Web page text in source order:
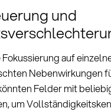
und
auf
Nebenwirkungen
Felder mit
um